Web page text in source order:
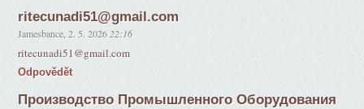
ritecunadi51@gmail.com
Jamesbance ,2. 5. 2026 22:16
ritecunadi51@gmail.com
Odpovědět
Производство Промышленного Оборудования